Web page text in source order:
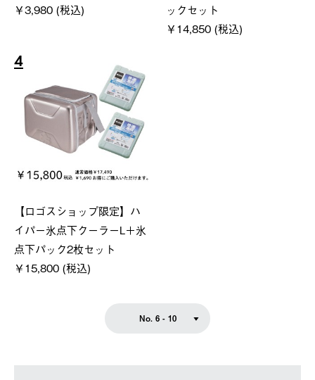
￥3,980 (税込)
ックセット
￥14,850 (税込)
4
【ロゴスショップ限定】ハ
イパー氷点下クーラーL＋氷
点下パック2枚セット
￥15,800 (税込)
No. 6 - 10